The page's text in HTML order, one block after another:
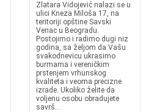
Zlatara Vidojević nalazi se u
ulici Kneza Miloša 17, na
teritoriji opštine Savski
Venac u Beogradu.
Postojimo i radimo dugi niz
godina, sa željom da Vašu
svakodnevicu ukrasimo
burmama i vereničkim
prstenjem vrhunskog
kvaliteta i veoma precizne
izrade. Ukoliko želite da
voljenu osobu obradujete
savrš...